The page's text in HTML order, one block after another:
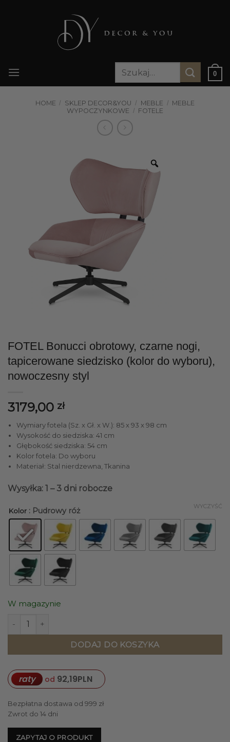
Szukaj:
0
HOME / SKLEP DECOR&YOU / MEBLE / MEBLE
WYPOCZYNKOWE / FOTELE
FOTEL Bonucci obrotowy, czarne nogi,
tapicerowane siedzisko (kolor do wyboru),
nowoczesny styl
3179,00 zł
Wymiary fotela (Sz. x Gł. x W.): 85 x 93 x 98 cm
Wysokość do siedziska: 41 cm
Głębokość siedziska: 54 cm
Kolor fotela: Do wyboru
Materiał: Stal nierdzewna, Tkanina
Wysyłka: 1 – 3 dni robocze
Kolor : Pudrowy róż WYCZYŚĆ
W magazynie
ilość FOTEL Bonucci obrotowy, czarne nogi,
DODAJ DO KOSZYKA
raty od 92,19PLN
Bezpłatna dostawa od 999 zł
Zwrot do 14 dni
ZAPYTAJ O PRODUKT